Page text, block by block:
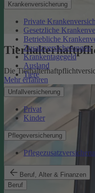
Krankenversicherung
Private
Gesetzliche
Betriebliche
Zusatzversicherungen
Krankentagegeld
Ausland
Tiere
Unfallversicherung
Privat
Kinder
Pflegeversicherung
Beruf, Alter & Finanzen
Beruf
Die
Mehr erfahren